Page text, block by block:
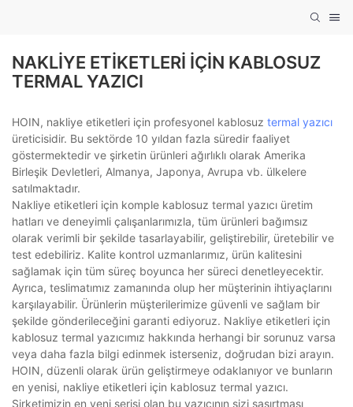
NAKLIYE ETIKETLERI IÇIN KABLOSUZ
TERMAL YAZICI
HOIN, nakliye etiketleri için profesyonel kablosuz termal yazıcı
üreticisidir. Bu sektörde 10 yıldan fazla süredir faaliyet
göstermektedir ve şirketin ürünleri ağırlıklı olarak Amerika
Birleşik Devletleri, Almanya, Japonya, Avrupa vb. ülkelere
satılmaktadır.
Nakliye etiketleri için komple kablosuz termal yazıcı üretim
hatları ve deneyimli çalışanlarımızla, tüm ürünleri bağımsız
olarak verimli bir şekilde tasarlayabilir, geliştirebilir, üretebilir ve
test edebiliriz. Kalite kontrol uzmanlarımız, ürün kalitesini
sağlamak için tüm süreç boyunca her süreci denetleyecektir.
Ayrıca, teslimatımız zamanında olup her müşterinin ihtiyaçlarını
karşılayabilir. Ürünlerin müşterilerimize güvenli ve sağlam bir
şekilde gönderileceğini garanti ediyoruz. Nakliye etiketleri için
kablosuz termal yazıcımız hakkında herhangi bir sorunuz varsa
veya daha fazla bilgi edinmek isterseniz, doğrudan bizi arayın.
HOIN, düzenli olarak ürün geliştirmeye odaklanıyor ve bunların
en yenisi, nakliye etiketleri için kablosuz termal yazıcı.
Şirketimizin en yeni serisi olan bu yazıcının sizi şaşırtması